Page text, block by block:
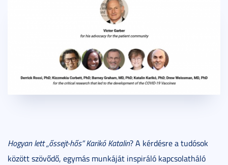
Hogyan lett „őssejt-hős” Karikó Katalin? A kérdésre a tudósok
között szövődő, egymás munkáját inspiráló kapcsolatháló